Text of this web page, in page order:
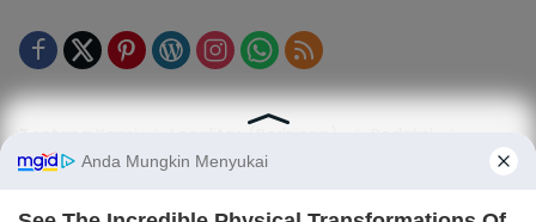
SOP Perlindungan Jurnalis
Kode Etik Jurnalistik (KEJ)